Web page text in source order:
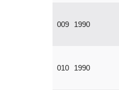
009 1990
010 1990